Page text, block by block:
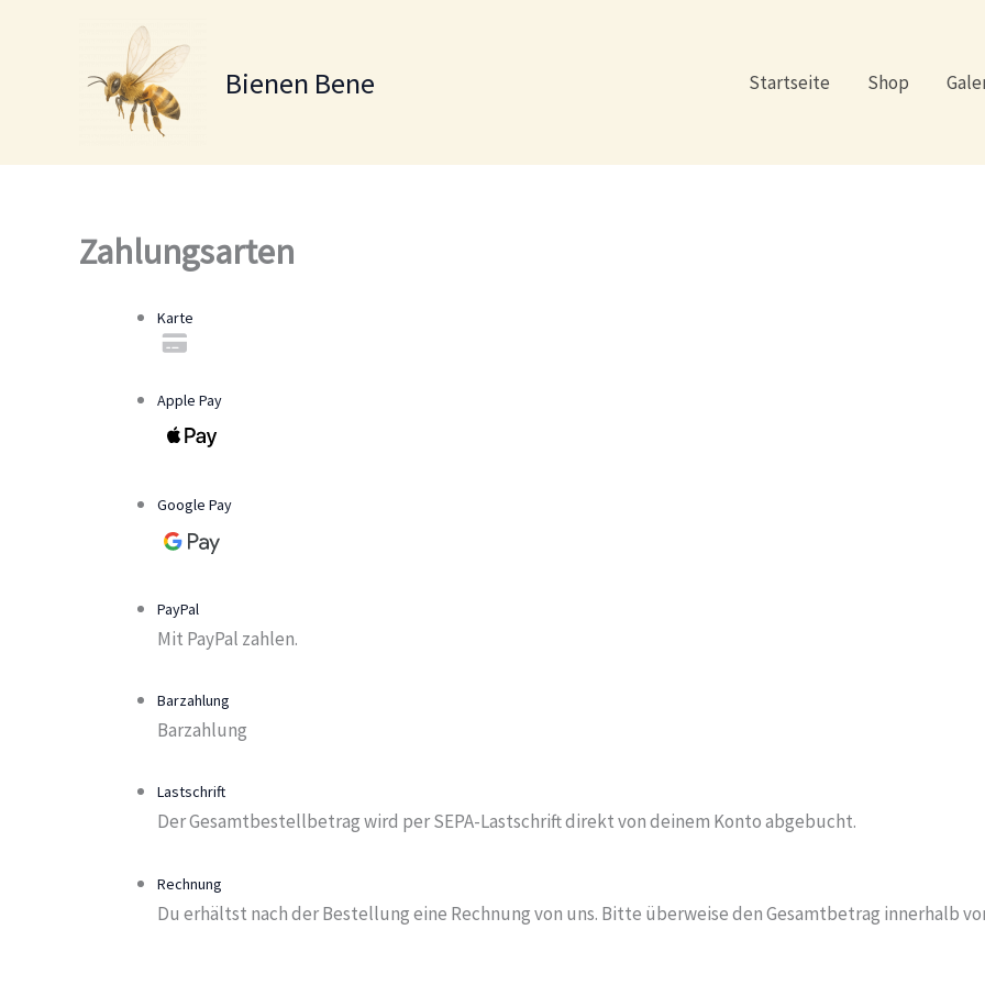
Bienen Bene Startseite Shop
Zahlungsarten
Karte
Apple Pay
Google Pay
PayPal
Mit PayPal zahlen.
Barzahlung
Barzahlung
Lastschrift
Der Gesamtbestellbetrag wird per SEPA-Lastschrift direkt von deinem Konto abgebucht.
Rechnung
Du erhältst nach der Bestellung eine Rechnung von uns. Bitte überweise den Gesamtbetrag innerhalb